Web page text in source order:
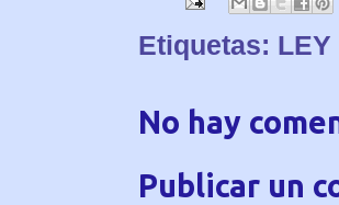
Etiquetas: LEY
No hay
Publicar un